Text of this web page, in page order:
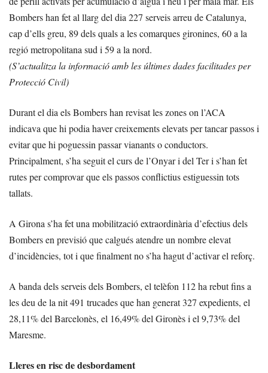
Bombers han fet al llarg del dia 227 serveis arreu de Catalunya,
cap d’ells greu, 89 dels quals a les comarques gironines, 60 a la
regió metropolitana sud i 59 a la nord.
(S’actualitza la informació amb les últimes dades facilitades per
Protecció Civil)
Durant el dia els Bombers han revisat les zones on l’ACA
indicava que hi podia haver creixements elevats per tancar passos i
evitar que hi poguessin passar vianants o conductors.
Principalment, s’ha seguit el curs de l’Onyar i del Ter i s’han fet
rutes per comprovar que els passos conflictius estiguessin tots
tallats.
A Girona s’ha fet una mobilització extraordinària d’efectius dels
Bombers en previsió que calgués atendre un nombre elevat
d’incidències, tot i que finalment no s’ha hagut d’activar el reforç.
A banda dels serveis dels Bombers, el telèfon 112 ha rebut fins a
les deu de la nit 491 trucades que han generat 327 expedients, el
28,11% del Barcelonès, el 16,49% del Gironès i el 9,73% del
Maresme.
Lleres en risc de desbordament